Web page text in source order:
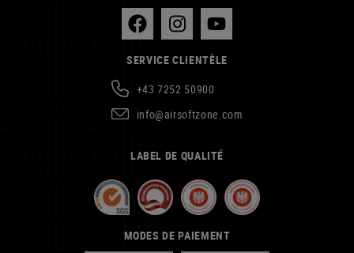
SERVICE CLIENTÈLE
+43 7252 50900
info@airsoftzone.com
LABEL DE QUALITÉ
MODES DE PAIEMENT